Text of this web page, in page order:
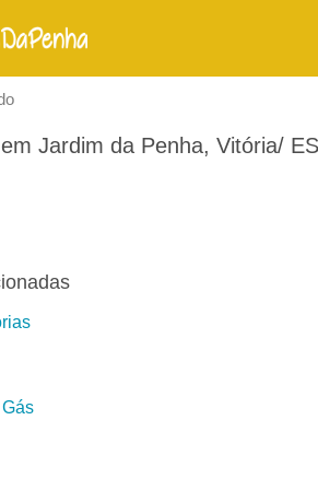
Jardim da Penha, Vitória/ ES